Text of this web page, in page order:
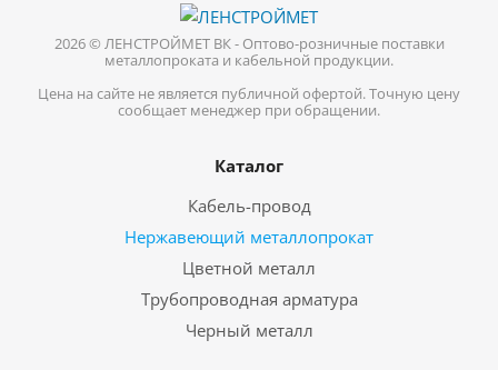
2026 © ЛЕНСТРОЙМЕТ ВК - Оптово-розничные поставки
металлопроката и кабельной продукции.
Цена на сайте не является публичной офертой. Точную цену
сообщает менеджер при обращении.
Каталог
Кабель-провод
Нержавеющий металлопрокат
Цветной металл
Трубопроводная арматура
Черный металл